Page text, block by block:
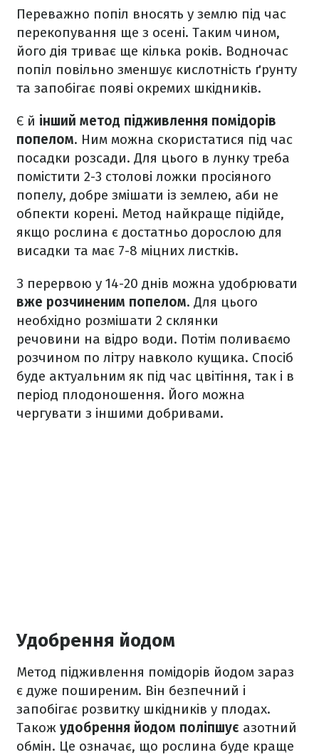
Переважно попіл вносять у землю під час
перекопування ще з осені. Таким чином,
його дія триває ще кілька років. Водночас
попіл повільно зменшує кислотність ґрунту
та запобігає появі окремих шкідників.
Є й інший метод підживлення помідорів
попелом. Ним можна скористатися під час
посадки розсади. Для цього в лунку треба
помістити 2-3 столові ложки просіяного
попелу, добре змішати із землею, аби не
обпекти корені. Метод найкраще підійде,
якщо рослина є достатньо дорослою для
висадки та має 7-8 міцних листків.
З перервою у 14-20 днів можна удобрювати
вже розчиненим попелом. Для цього
необхідно розмішати 2 склянки
речовини на відро води. Потім поливаємо
розчином по літру навколо кущика. Спосіб
буде актуальним як під час цвітіння, так і в
період плодоношення. Його можна
чергувати з іншими добривами.
Удобрення йодом
Метод підживлення помідорів йодом зараз
є дуже поширеним. Він безпечний і
запобігає розвитку шкідників у плодах.
Також удобрення йодом поліпшує азотний
обмін. Це означає, що рослина буде краще